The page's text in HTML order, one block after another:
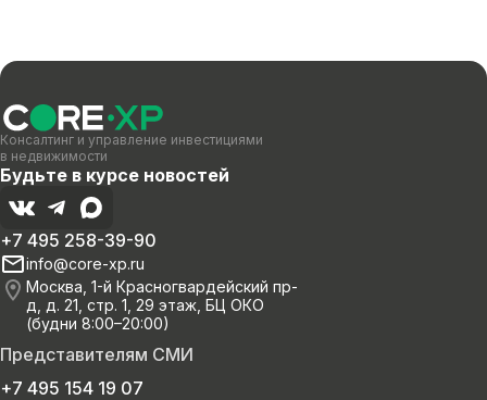
Консалтинг и управление инвестициями
в недвижимости
Будьте в курсе новостей
Представителям СМИ
+7 495 154 19 07
+7 495 258-39-90
info@core-xp.ru
Москва, 1-й Красногвардейский пр-
д, д. 21, стр. 1, 29 этаж, БЦ ОКО
(будни 8:00–20:00)